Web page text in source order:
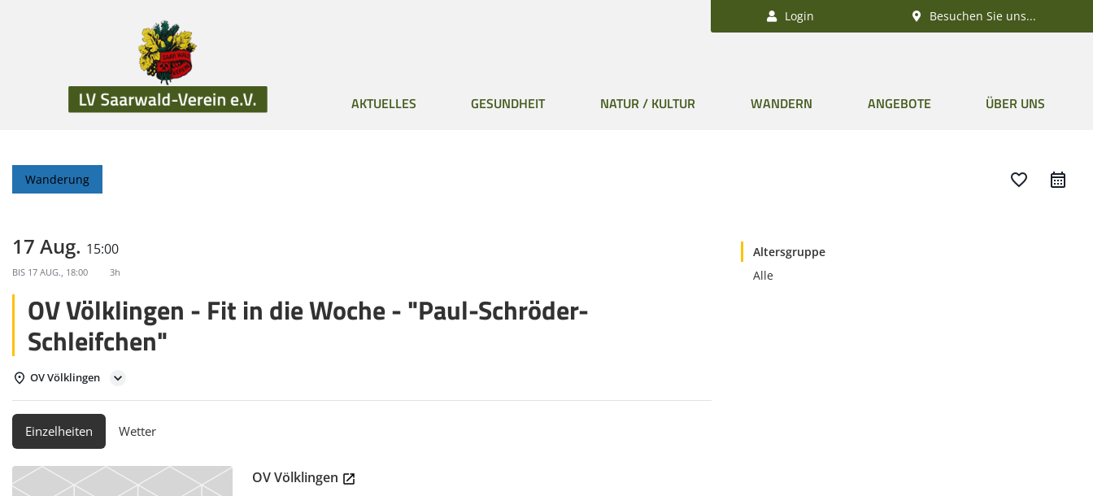
Login Besuchen Sie uns...
AKTUELLES GESUNDHEIT NATUR / KULTUR WANDERN ANGEBOTE ÜBER UNS
Wanderung favorite_border
17 Aug. 15:00
BIS 17 AUG., 18:00 3h
OV Völklingen - Fit in die Woche - "Paul-Schröder-
Schleifchen"
OV Völklingen
Einzelheiten Wetter
OV Völklingen
Altersgruppe
Alle